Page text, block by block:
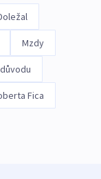
Mzdy
Fica